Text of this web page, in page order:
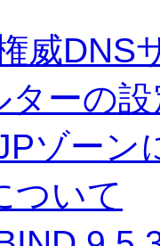
威DNS
ターの
ゾーン
ついて